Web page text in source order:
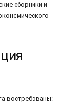
сборники и
востребованы: